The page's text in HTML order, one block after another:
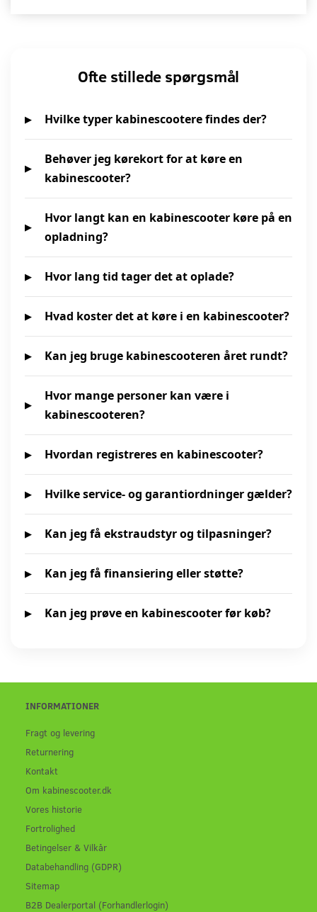
Ofte stillede spørgsmål
Hvilke typer kabinescootere findes der?
Behøver jeg kørekort for at køre en
kabinescooter?
Hvor langt kan en kabinescooter køre på en
opladning?
Hvor lang tid tager det at oplade?
Hvad koster det at køre i en kabinescooter?
Kan jeg bruge kabinescooteren året rundt?
Hvor mange personer kan være i
kabinescooteren?
Hvordan registreres en kabinescooter?
Hvilke service- og garantiordninger gælder?
Kan jeg få ekstraudstyr og tilpasninger?
Kan jeg få finansiering eller støtte?
Kan jeg prøve en kabinescooter før køb?
INFORMATIONER
Fragt og levering
Returnering
Kontakt
Om kabinescooter.dk
Vores historie
Fortrolighed
Betingelser & Vilkår
Databehandling (GDPR)
Sitemap
B2B Dealerportal (Forhandlerlogin)